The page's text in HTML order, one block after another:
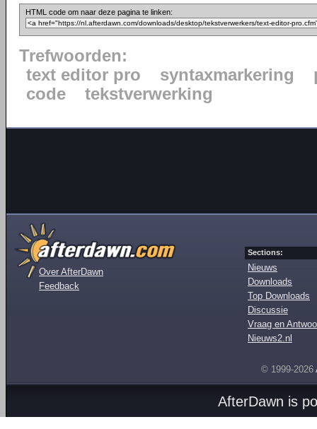
HTML code om naar deze pagina te linken:
Trefwoorden:
text editor pro
syntaxmarkering
code
tekstverwerking
Over AfterDawn
Feedback
Sections:
Nieuws
Downloads
Top Downloads
Discussie
Vraag en
Nieuws2.nl
© 1999-2026
AfterDawn is